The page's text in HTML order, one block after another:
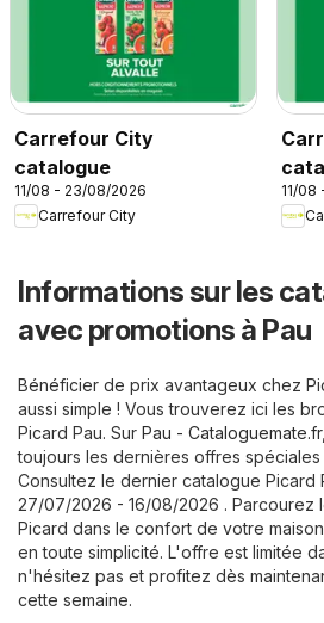
Carrefour City
catalogue
11/08 - 23/08/2026
Carrefour City
11/
Informations sur les
avec promotions à Pau
Bénéficier de prix avantageux chez
aussi simple ! Vous trouverez ici les
Picard Pau. Sur Pau - Cataloguemate.fr
toujours les dernières offres
Consultez le dernier catalogue Picard
27/07/2026 - 16/08/2026 . Parcourez
Picard dans le confort de votre
en toute simplicité. L'offre est limitée
n'hésitez pas et profitez dès
cette semaine.